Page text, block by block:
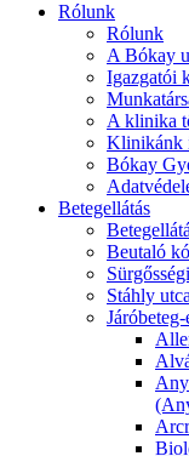
Rólunk
Rólunk
A Bókay
Igazgatói
A klinika
Klinikánk
Bókay
Betegellátás
Beutaló
Stáhly